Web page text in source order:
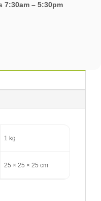
7:30am – 5:30pm
1 kg
25 × 25 × 25 cm